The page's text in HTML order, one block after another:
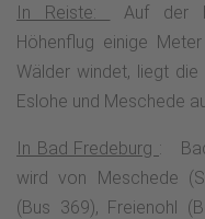
Waldrandes
Hengssiepen, wo
Oberhenneborn und
treffen.Nun verläuft
Somberges über
Fernsichten über
Ortschaft Altenilpe.
In Reiste:
Auf der
Höhenflug einige
Wälder windet, liegt
Eslohe und Meschede
In Bad Fredeburg :
wird von Meschede
(Bus 369), Freienohl